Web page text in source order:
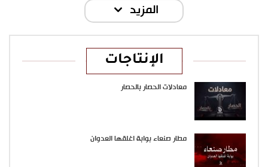
المزيد
الإنتاجات
معادلات الحصار بالحصار
مطار صنعاء بوابة اغلقها العدوان